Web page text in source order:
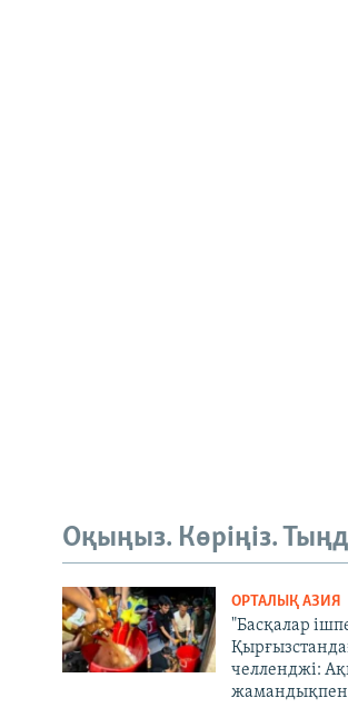
Оқыңыз. Көріңіз.
ОРТАЛЫҚ АЗИЯ
"Басқалар
челленджі:
жамандықпен